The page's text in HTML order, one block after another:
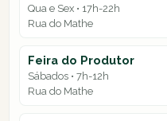
Qua e Sex • 17h-22h
Rua do Mathe
Feira do Produtor
Sábados • 7h-12h
Rua do Mathe